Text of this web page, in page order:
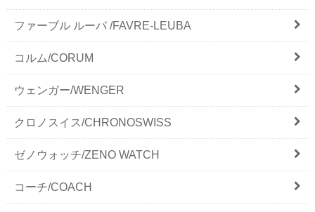
ファーブル ルーバ /FAVRE-LEUBA
コルム/CORUM
ウェンガー/WENGER
クロノスイス/CHRONOSWISS
ゼノウォッチ/ZENO WATCH
コーチ/COACH